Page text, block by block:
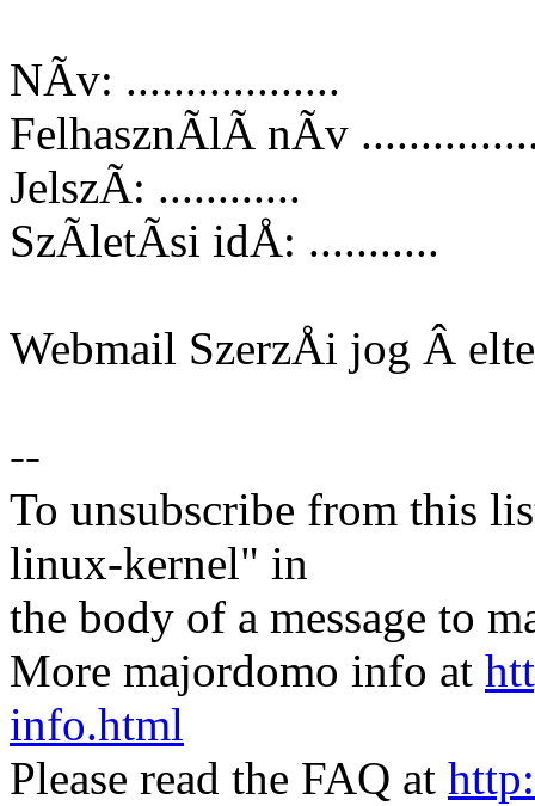
NÃv: ..................
FelhasznÃlÃ nÃv
JelszÃ: ............
SzÃletÃsi idÅ: ...........
Webmail SzerzÅi jog Â
--
To unsubscribe from this
linux-kernel" in
the body of a message to
More majordomo info at
info.html
Please read the FAQ at